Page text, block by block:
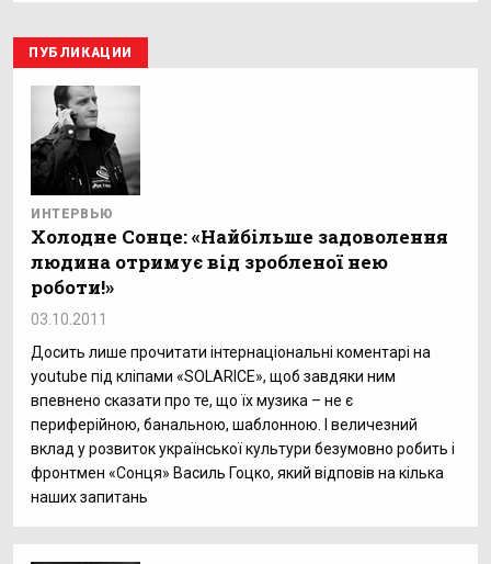
ПУБЛИКАЦИИ
ИНТЕРВЬЮ
Холодне Сонце: «Найбільше задоволення
людина отримує від зробленої нею
роботи!»
03.10.2011
Досить лише прочитати інтернаціональні коментарі на
youtube під кліпами «SOLARICE», щоб завдяки ним
впевнено сказати про те, що їх музика – не є
периферійною, банальною, шаблонною. І величезний
вклад у розвиток української культури безумовно робить і
фронтмен «Сонця» Василь Гоцко, який відповів на кілька
наших запитань